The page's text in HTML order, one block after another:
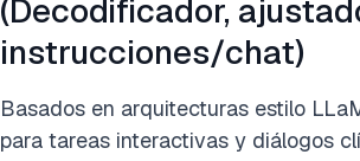
(Decodificador,
instrucciones/chat)
Basados en arquitecturas estilo
para tareas interactivas y diálogos